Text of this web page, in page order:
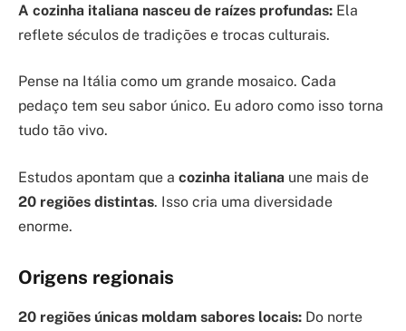
A cozinha italiana nasceu de raízes profundas: Ela
reflete séculos de tradições e trocas culturais.
Pense na Itália como um grande mosaico. Cada
pedaço tem seu sabor único. Eu adoro como isso torna
tudo tão vivo.
Estudos apontam que a cozinha italiana une mais de
20 regiões distintas. Isso cria uma diversidade
enorme.
Origens regionais
20 regiões únicas moldam sabores locais: Do norte